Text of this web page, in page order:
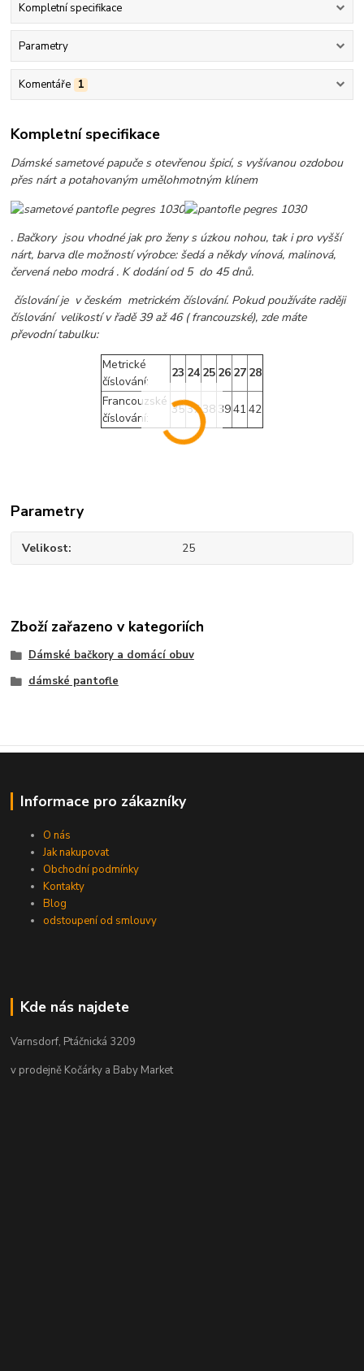
Kompletní specifikace
Parametry
Komentáře 1
Kompletní specifikace
Dámské sametové papuče s otevřenou špicí, s vyšívanou ozdobou
přes nárt a potahovaným umělohmotným klínem
. Bačkory jsou vhodné jak pro ženy s úzkou nohou, tak i pro vyšší
nárt, barva dle možností výrobce: šedá a někdy vínová, malinová,
červená nebo modrá . K dodání od 5 do 45 dnů.
číslování je v českém metrickém číslování. Pokud používáte raději
číslování velikostí v řadě 39 až 46 ( francouzské), zde máte
převodní tabulku:
Metrické
číslování:
23 24 25 26 27 28
Francouzské
číslování:
353738 3941 42
Parametry
Velikost 25
Zboží zařazeno v kategoriích
Dámské bačkory a domácí obuv
dámské pantofle
Informace pro zákazníky
O nás
Jak nakupovat
Obchodní podmínky
Kontakty
Blog
odstoupení od smlouvy
Kde nás najdete
Varnsdorf, Ptáčnická 3209
v prodejně Kočárky a Baby Market